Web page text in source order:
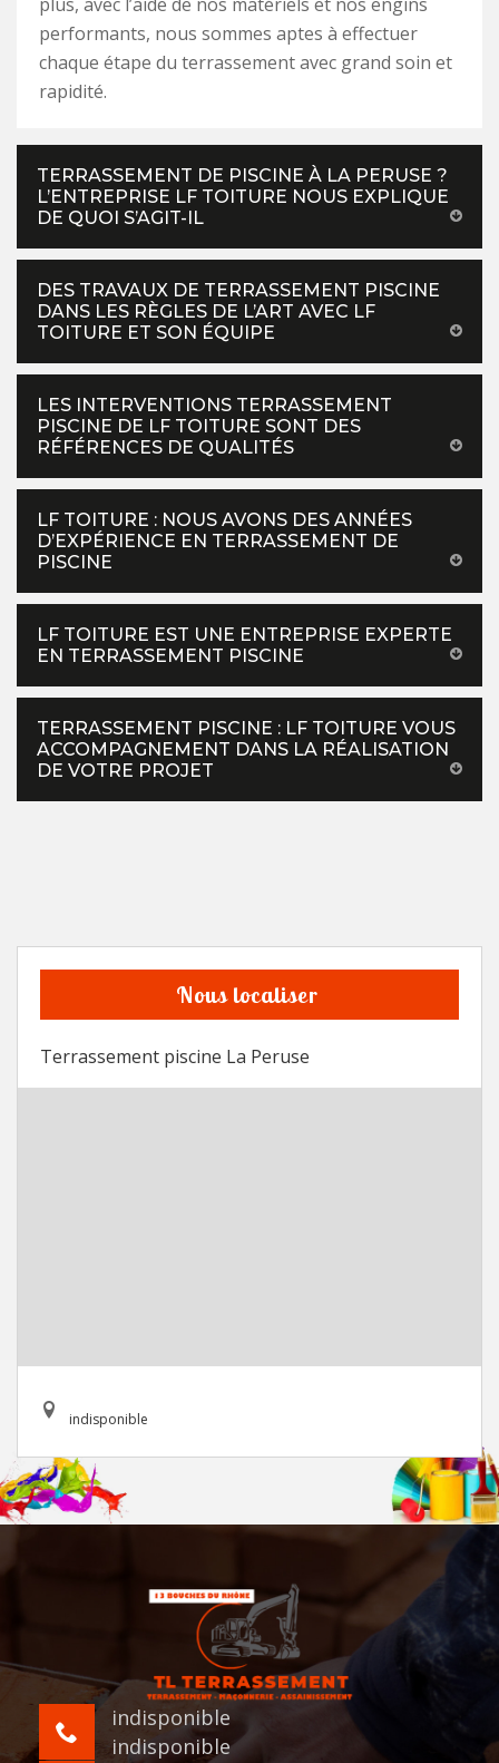
performants, nous sommes aptes à effectuer
chaque étape du terrassement avec grand soin et
rapidité.
TERRASSEMENT DE PISCINE À LA PERUSE ?
L’ENTREPRISE LF TOITURE NOUS EXPLIQUE
DE QUOI S’AGIT-IL
DES TRAVAUX DE TERRASSEMENT PISCINE
DANS LES RÈGLES DE L’ART AVEC LF
TOITURE ET SON ÉQUIPE
LES INTERVENTIONS TERRASSEMENT
PISCINE DE LF TOITURE SONT DES
RÉFÉRENCES DE QUALITÉS
LF TOITURE : NOUS AVONS DES ANNÉES
D’EXPÉRIENCE EN TERRASSEMENT DE
PISCINE
LF TOITURE EST UNE ENTREPRISE EXPERTE
EN TERRASSEMENT PISCINE
TERRASSEMENT PISCINE : LF TOITURE VOUS
ACCOMPAGNEMENT DANS LA RÉALISATION
DE VOTRE PROJET
Nous localiser
Terrassement piscine La Peruse
indisponible
indisponible
indisponible